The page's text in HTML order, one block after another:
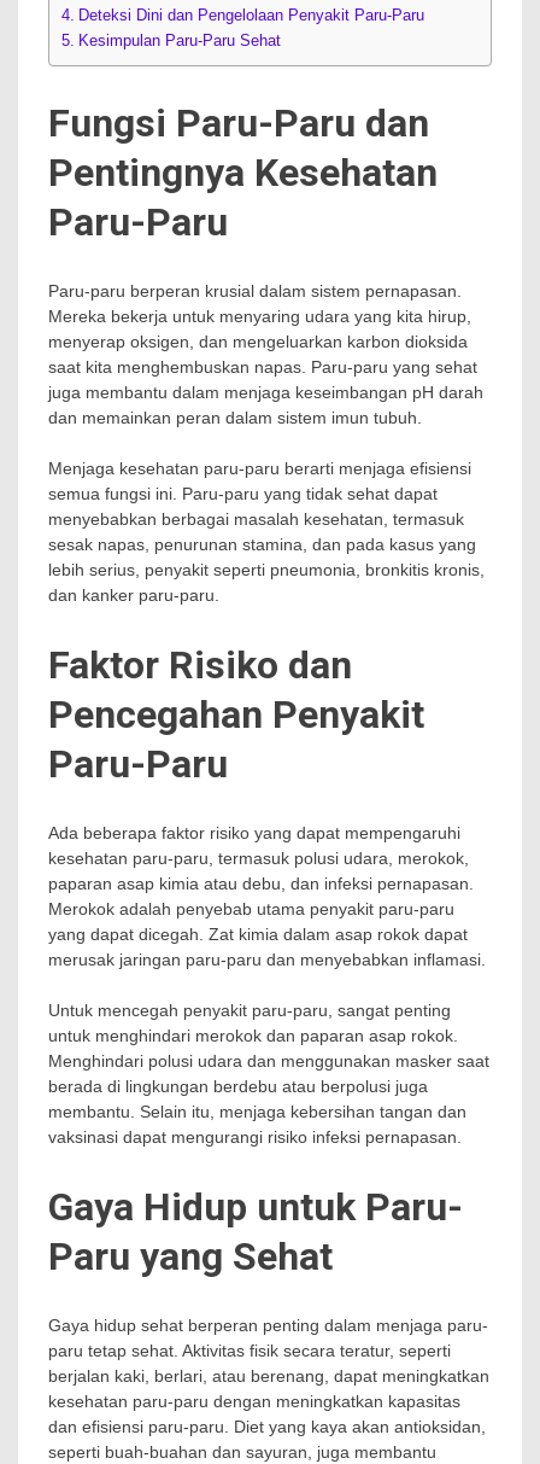
Deteksi Dini dan Pengelolaan Penyakit Paru-Paru
Kesimpulan Paru-Paru Sehat
Fungsi Paru-Paru dan
Pentingnya Kesehatan
Paru-Paru
Paru-paru berperan krusial dalam sistem pernapasan.
Mereka bekerja untuk menyaring udara yang kita hirup,
menyerap oksigen, dan mengeluarkan karbon dioksida
saat kita menghembuskan napas. Paru-paru yang sehat
juga membantu dalam menjaga keseimbangan pH darah
dan memainkan peran dalam sistem imun tubuh.
Menjaga kesehatan paru-paru berarti menjaga efisiensi
semua fungsi ini. Paru-paru yang tidak sehat dapat
menyebabkan berbagai masalah kesehatan, termasuk
sesak napas, penurunan stamina, dan pada kasus yang
lebih serius, penyakit seperti pneumonia, bronkitis kronis,
dan kanker paru-paru.
Faktor Risiko dan
Pencegahan Penyakit
Paru-Paru
Ada beberapa faktor risiko yang dapat mempengaruhi
kesehatan paru-paru, termasuk polusi udara, merokok,
paparan asap kimia atau debu, dan infeksi pernapasan.
Merokok adalah penyebab utama penyakit paru-paru
yang dapat dicegah. Zat kimia dalam asap rokok dapat
merusak jaringan paru-paru dan menyebabkan inflamasi.
Untuk mencegah penyakit paru-paru, sangat penting
untuk menghindari merokok dan paparan asap rokok.
Menghindari polusi udara dan menggunakan masker saat
berada di lingkungan berdebu atau berpolusi juga
membantu. Selain itu, menjaga kebersihan tangan dan
vaksinasi dapat mengurangi risiko infeksi pernapasan.
Gaya Hidup untuk Paru-
Paru yang Sehat
Gaya hidup sehat berperan penting dalam menjaga paru-
paru tetap sehat. Aktivitas fisik secara teratur, seperti
berjalan kaki, berlari, atau berenang, dapat meningkatkan
kesehatan paru-paru dengan meningkatkan kapasitas
dan efisiensi paru-paru. Diet yang kaya akan antioksidan,
seperti buah-buahan dan sayuran, juga membantu